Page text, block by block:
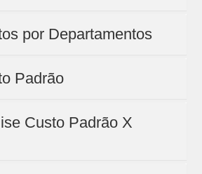
por Departamentos
Padrão
Custo Padrão X